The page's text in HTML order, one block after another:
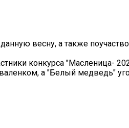
весну, а также
конкурса "Масленица-
а "Белый медведь"